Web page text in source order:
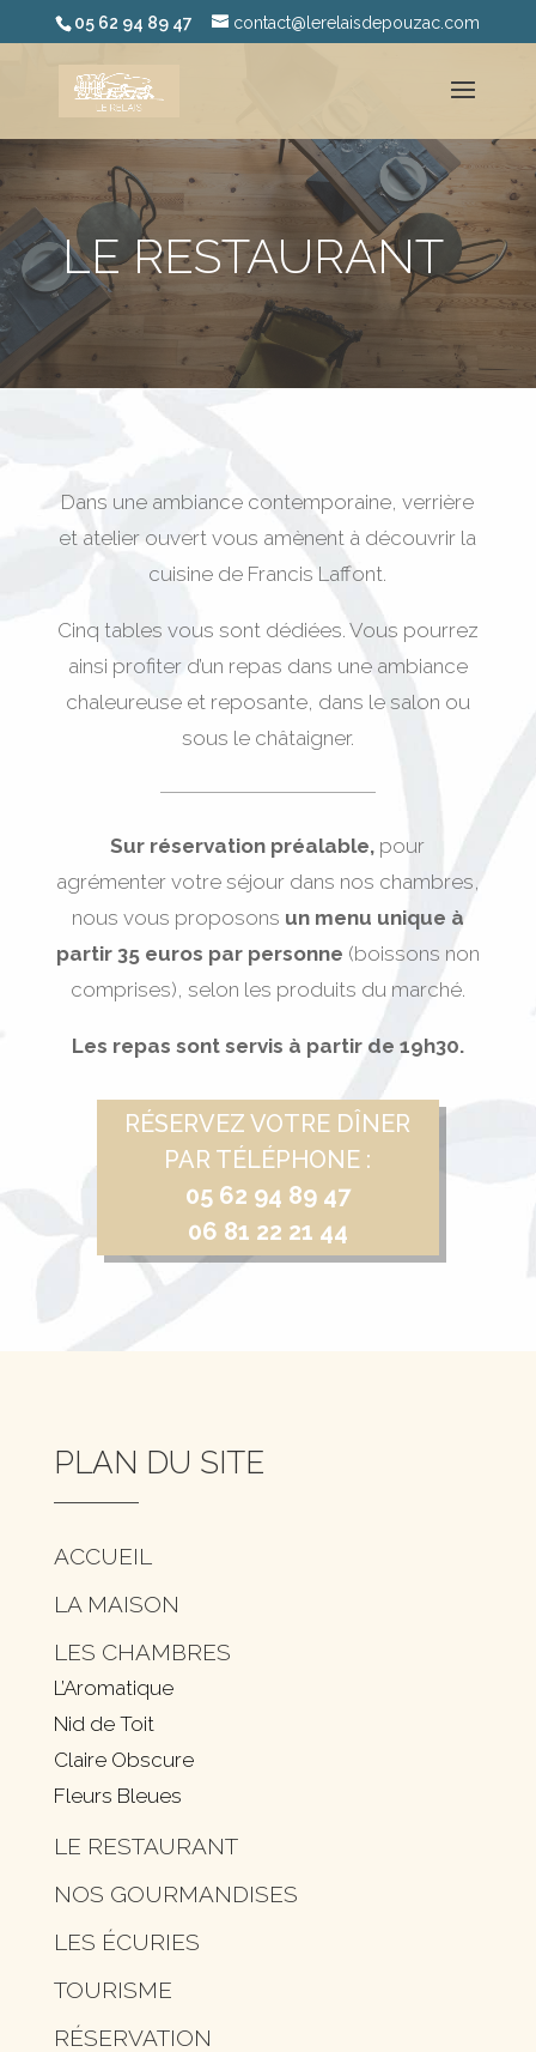
05 62 94 89 47 contact@lerelaisdepouzac.com
LE RESTAURANT
Dans une ambiance contemporaine, verrière
et atelier ouvert vous amènent à découvrir la
cuisine de Francis Laffont.
Cinq tables vous sont dédiées. Vous pourrez
ainsi profiter d’un repas dans une ambiance
chaleureuse et reposante, dans le salon ou
sous le châtaigner.
Sur réservation préalable, pour
agrémenter votre séjour dans nos chambres,
nous vous proposons un menu unique à
partir 35 euros par personne (boissons non
comprises), selon les produits du marché.
Les repas sont servis à partir de 19h30.
RÉSERVEZ VOTRE DÎNER
PAR TÉLÉPHONE :
05 62 94 89 47
06 81 22 21 44
PLAN DU SITE
ACCUEIL
LA MAISON
LES CHAMBRES
L’Aromatique
Nid de Toit
Claire Obscure
Fleurs Bleues
LE RESTAURANT
NOS GOURMANDISES
LES ÉCURIES
TOURISME
RÉSERVATION